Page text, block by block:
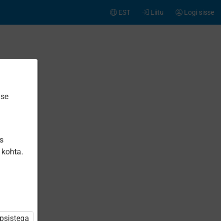
Logi sisse
Liitu
EST